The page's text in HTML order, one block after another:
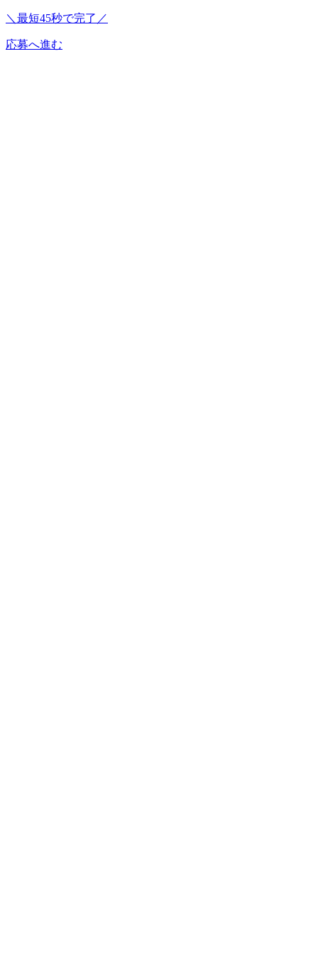
＼最短45秒で完了／
応募へ進む